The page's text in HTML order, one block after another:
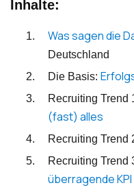
Inhalte:
Was sagen die
Deutschland
Die Basis:
Recruiting Trend
(fast) alles
Recruiting Trend
Recruiting Trend
überragende KPI